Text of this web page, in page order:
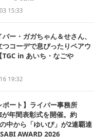
15:33
バー・ガガちゃん＆せさん、
つコーデで息ぴったりペアウ
TGC in あいち・なごや
19:32
ポート】ライバー事務所
年間表彰式を開催。約
中から「ゆいぴ」が2連覇達
AWARD 2026